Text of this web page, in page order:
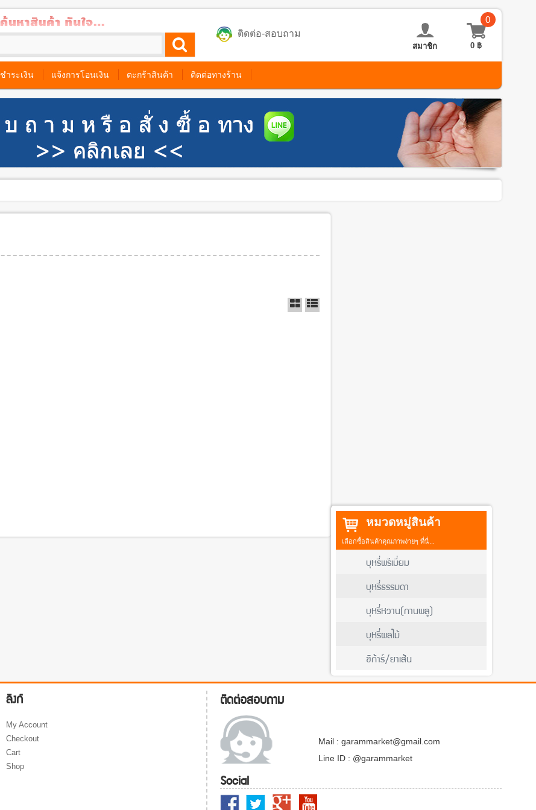
ติดต่อ-สอบถาม
0
0 ฿
สมาชิก
ชำระเงิน แจ้งการโอนเงิน ตะกร้าสินค้า ติดต่อทางร้าน
หมวดหมู่สินค้า
เลือกซื้อสินค้าคุณภาพง่ายๆ ที่นี่...
บุหรี่พรีเมี่ยม
บุหรี่ธรรมดา
บุหรี่หวาน(กานพลู)
บุหรี่ผลไม้
ซิก้าร์/ยาเส้น
ลิงก์
My Account
Checkout
Cart
Shop
ติดต่อสอบถาม
Mail : garammarket@gmail.com
Line ID : @garammarket
Social